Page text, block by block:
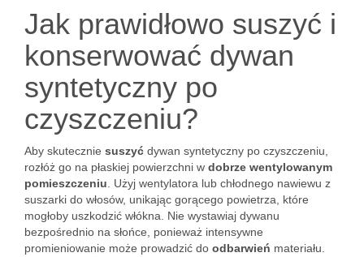
Jak prawidłowo suszyć i
konserwować dywan
syntetyczny po
czyszczeniu?
Aby skutecznie suszyć dywan syntetyczny po czyszczeniu,
rozłóż go na płaskiej powierzchni w dobrze wentylowanym
pomieszczeniu . Użyj wentylatora lub chłodnego nawiewu z
suszarki do włosów, unikając gorącego powietrza, które
mogłoby uszkodzić włókna. Nie wystawiaj dywanu
bezpośrednio na słońce, ponieważ intensywne
promieniowanie może prowadzić do odbarwień materiału.